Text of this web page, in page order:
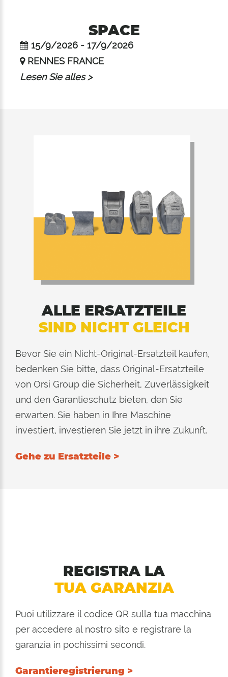
SPACE
15/9/2026 - 17/9/2026
RENNES FRANCE
Lesen Sie alles >
ALLE ERSATZTEILE
SIND NICHT GLEICH
Bevor Sie ein Nicht-Original-Ersatzteil kaufen,
bedenken Sie bitte, dass Original-Ersatzteile
von Orsi Group die Sicherheit, Zuverlässigkeit
und den Garantieschutz bieten, den Sie
erwarten. Sie haben in Ihre Maschine
investiert, investieren Sie jetzt in ihre Zukunft.
Gehe zu Ersatzteile >
REGISTRA LA
TUA GARANZIA
Puoi utilizzare il codice QR sulla tua macchina
per accedere al nostro sito e registrare la
garanzia in pochissimi secondi.
Garantieregistrierung >